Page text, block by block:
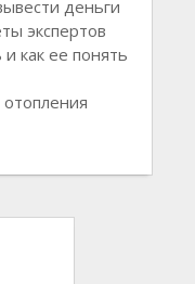
деньги
экспертов
как ее понять